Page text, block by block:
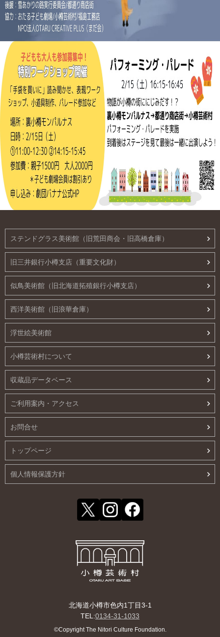
ステンドグラス美術館（旧荒田商会・旧高橋倉庫）
旧三井銀行小樽支店（重要文化財）
似鳥美術館（旧北海道拓殖銀行小樽支店）
西洋美術館（旧浪華倉庫）
浮世絵美術館
小樽芸術村について
収蔵品データベース
ご利用案内・アクセス
お問合せ
トップページ
個人情報保護方針
北海道小樽市色内1丁目3-1
TEL:0134-31-1033
©Copyright The Nitori Culture Foundation.